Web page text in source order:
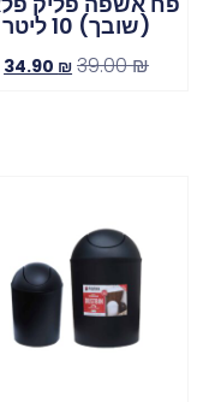
(שובך) 10 ליטר
39.00₪
34.90 ₪